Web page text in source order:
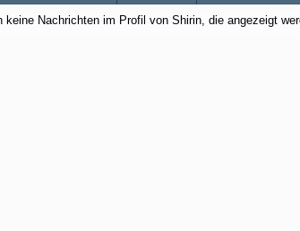
keine Nachrichten im Profil von Shirin, die angezeigt